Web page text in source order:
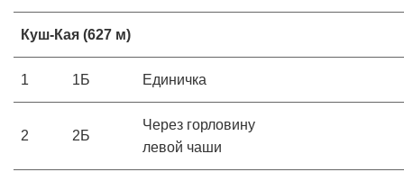
Куш-Кая (627 м)
1 1Б Единичка
2 2Б
Через горловину
левой чаши